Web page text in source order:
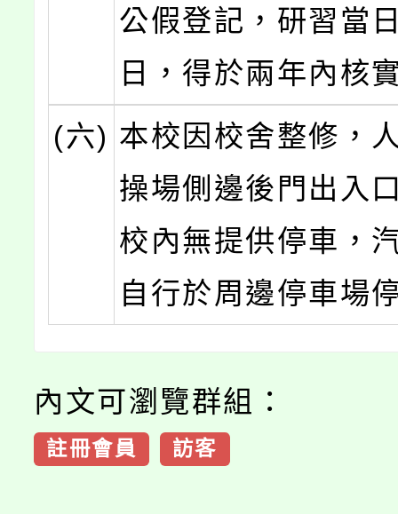
公假登記，研習當
日，得於兩年內核
(六) 本校因校舍整修，
操場側邊後門出入
校內無提供停車，
自行於周邊停車場
內文可瀏覽群組：
註冊會員 訪客